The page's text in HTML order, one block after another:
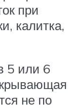
при
калитка,
5 или 6
не по